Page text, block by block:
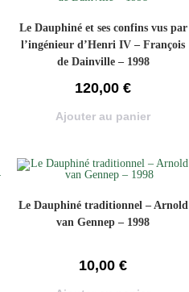
Le Dauphiné et ses confins vus par
l’ingénieur d’Henri IV – François
de Dainville – 1998
120,00 €
Ajouter au panier
Le Dauphiné traditionnel – Arnold
van Gennep – 1998
10,00 €